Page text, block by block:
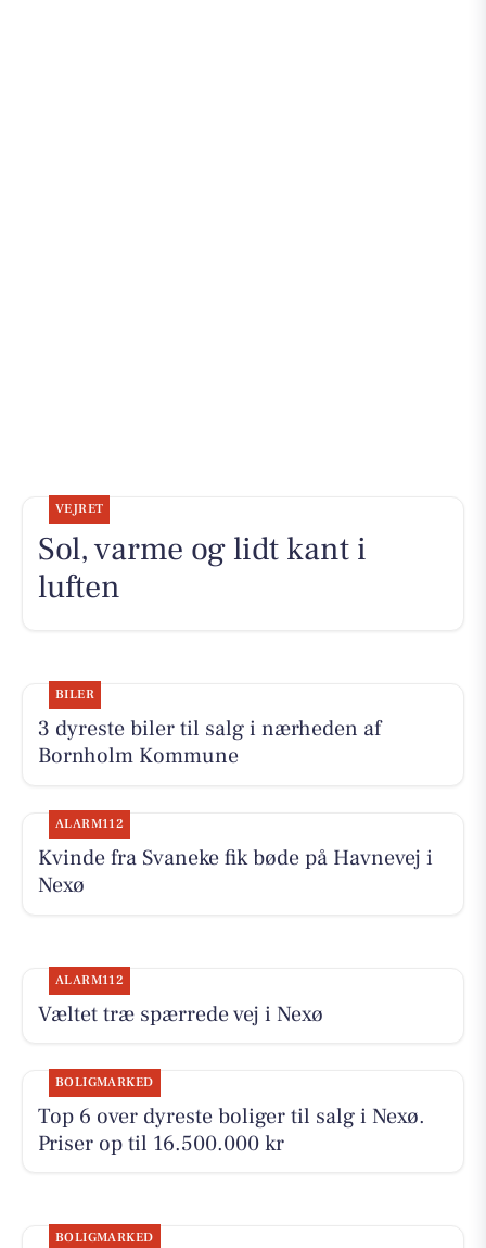
VEJRET
Sol, varme og lidt kant i
luften
BILER
3 dyreste biler til salg i nærheden af
Bornholm Kommune
ALARM112
Kvinde fra Svaneke fik bøde på Havnevej i
Nexø
ALARM112
Væltet træ spærrede vej i Nexø
BOLIGMARKED
Top 6 over dyreste boliger til salg i Nexø.
Priser op til 16.500.000 kr
BOLIGMARKED